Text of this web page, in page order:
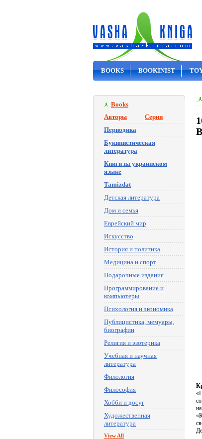
BOOKS BOOKINIST
Books
Авторы
Серии
Периодика
Букинистическая
литература
Книги на украинском
языке
Tamizdat
Детская литература
Дом и семья
Еврейский мир
Искусство
История и политика
Медицина и спорт
Подарочные издания
Программирование и
компьютеры
Психология и экономика
Публицистика, мемуары,
биографии
Религия и эзотерика
Учебная и научная
литература
Филология
Философия
Хобби и досуг
Художественная
литература
View All